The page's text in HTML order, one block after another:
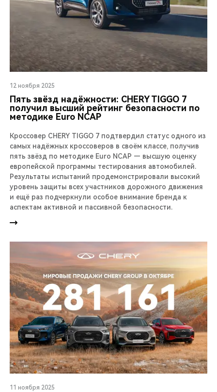
12 ноября 2025
Пять звёзд надёжности: CHERY TIGGO 7
получил высший рейтинг безопасности по
методике Euro NCAP
Кроссовер CHERY TIGGO 7 подтвердил статус одного из
самых надёжных кроссоверов в своём классе, получив
пять звёзд по методике Euro NCAP — высшую оценку
европейской программы тестирования автомобилей.
Результаты испытаний продемонстрировали высокий
уровень защиты всех участников дорожного движения
и ещё раз подчеркнули особое внимание бренда к
аспектам активной и пассивной безопасности.
11 ноября 2025